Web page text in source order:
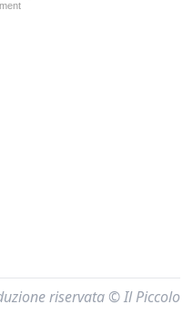
riservata © Il Piccolo